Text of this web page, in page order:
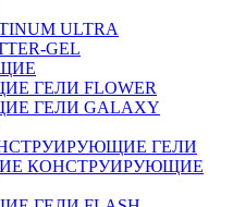
ULTRA
GEL
ГЕЛИ FLOWER
ГЕЛИ GALAXY
ГЕЛИ
КОНСТРУИРУЮЩИЕ